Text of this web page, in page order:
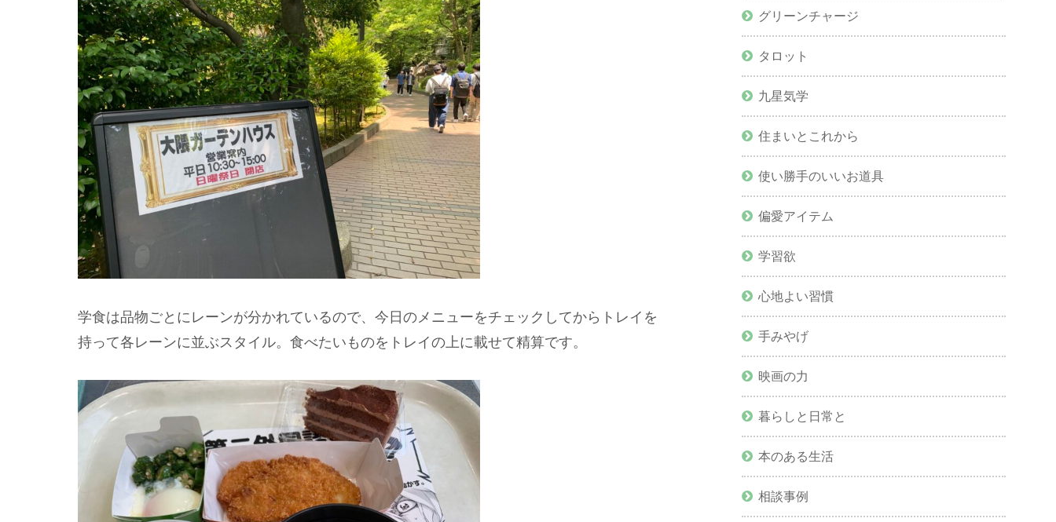
学食は品物ごとにレーンが分かれているので、今日のメニューをチェックしてからトレイを
持って各レーンに並ぶスタイル。食べたいものをトレイの上に載せて精算です。
グリーンチャージ
タロット
九星気学
住まいとこれから
使い勝手のいいお道具
偏愛アイテム
学習欲
心地よい習慣
手みやげ
映画の力
暮らしと日常と
本のある生活
相談事例